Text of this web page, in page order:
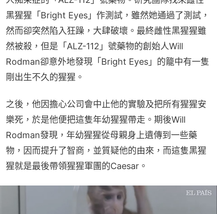
黑猩猩「Bright Eyes」作測試，雖然她通過了測試，
然而卻突然陷入狂躁，大肆破壞。最終雌性黑猩猩雖
然被殺，但是「ALZ-112」號藥物的創始人Will
Rodman卻意外地發現「Bright Eyes」的籠中有一隻
剛出生不久的猩猩。
之後，他因擔心公司會中止他的實驗及把所有猩猩安
樂死，於是他便把這隻年幼猩猩帶走。期後Will
Rodman發現，年幼猩猩從母親身上遺傳到一些藥
物，因而提升了智商，並質疑他的由來，而這隻黑猩
猩就是最後帶領猩猩軍團的Caesar。